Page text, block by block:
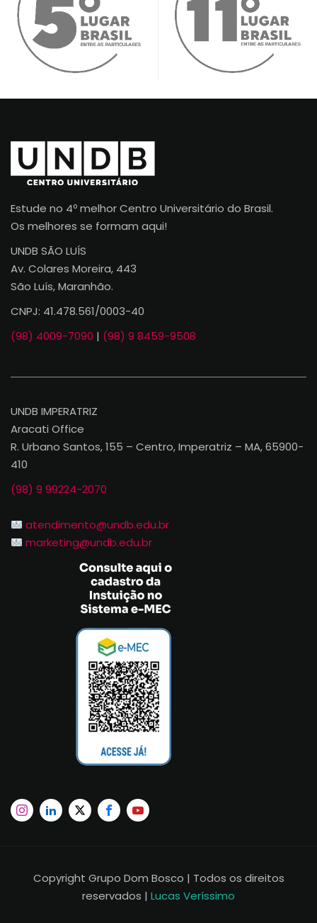
Estude no 4º melhor Centro Universitário do Brasil.
Os melhores se formam aqui!
UNDB SÃO LUÍS
Av. Colares Moreira, 443
São Luís, Maranhão.
CNPJ: 41.478.561/0003-40
(98) 4009-7090 | (98) 9 8459-9508
UNDB IMPERATRIZ
Aracati Office
R. Urbano Santos, 155 – Centro, Imperatriz – MA, 65900-
410
(98) 9 99224-2070
atendimento@undb.edu.br
marketing@undb.edu.br
Copyright Grupo Dom Bosco | Todos os direitos
reservados | Lucas Veríssimo